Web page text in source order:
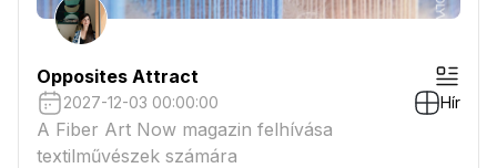
Opposites Attract
2027-12-03 00:00:00 Hír
A Fiber Art Now magazin felhívása
textilművészek számára